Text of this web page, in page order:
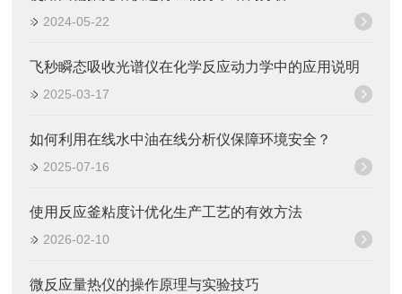
2024-05-22
飞秒瞬态吸收光谱仪在化学反应动力学中的应用说明
2025-03-17
如何利用在线水中油在线分析仪保障环境安全？
2025-07-16
使用反应釜粘度计优化生产工艺的有效方法
2026-02-10
微反应量热仪的操作原理与实验技巧